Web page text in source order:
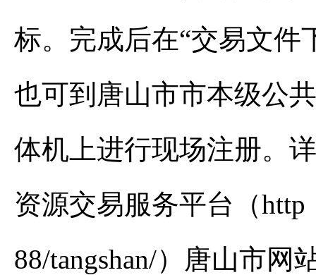
标。完成后在“交易文件
也可到唐山市市本级公
体机上进行现场注册。
资源交易服务平台（http
88/tangshan/）唐山市网